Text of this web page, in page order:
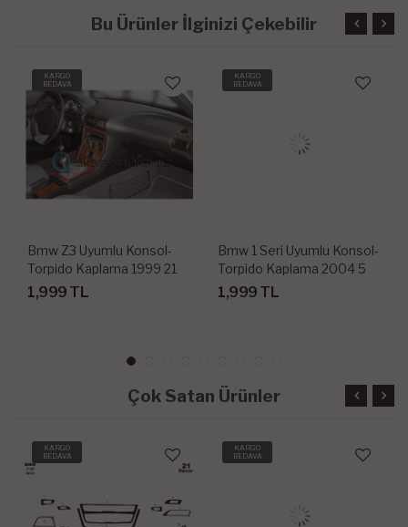
Bu Ürünler İlginizi Çekebilir
KARGO
BEDAVA
Bmw Z3 Uyumlu Konsol-
Torpido Kaplama 1999 21
Parça
1,999 TL
KARGO
BEDAVA
Bmw 1 Seri Uyumlu Konsol-
Torpido Kaplama 2004 5
Parça
1,999 TL
Çok Satan Ürünler
KARGO
BEDAVA
KARGO
BEDAVA